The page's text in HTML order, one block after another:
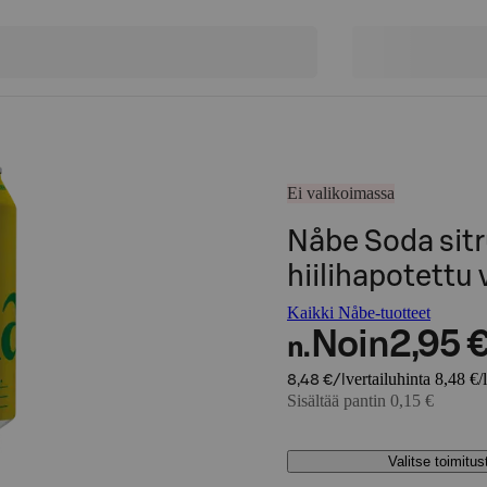
Ei valikoimassa
Nåbe Soda
hiilihapotettu
Kaikki Nåbe-tuotteet
n. Noin2,95
8,48 €/l vertailuhinta 8,48 €/l
Sisältää pantin 0,15 €
Valitse